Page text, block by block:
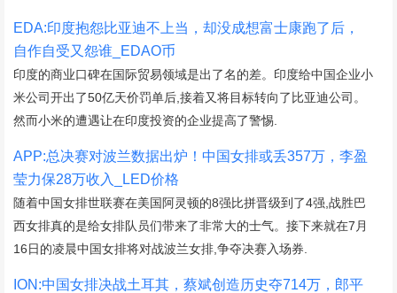
EDA:印度抱怨比亚迪不上当，却没成想富士康跑了后，
自作自受又怨谁_EDAO币
印度的商业口碑在国际贸易领域是出了名的差。印度给中国企业小
米公司开出了50亿天价罚单后,接着又将目标转向了比亚迪公司。
然而小米的遭遇让在印度投资的企业提高了警惕.
APP:总决赛对波兰数据出炉！中国女排或丢357万，李盈
莹力保28万收入_LED价格
随着中国女排世联赛在美国阿灵顿的8强比拼晋级到了4强,战胜巴
西女排真的是给女排队员们带来了非常大的士气。接下来就在7月
16日的凌晨中国女排将对战波兰女排,争夺决赛入场券.
ION:中国女排决战土耳其，蔡斌创造历史夺714万，郎平